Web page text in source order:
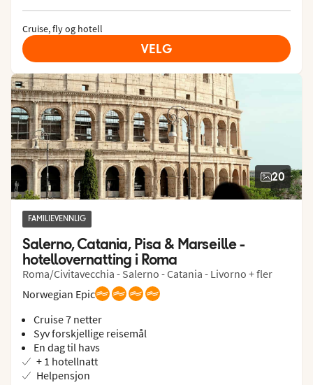
Cruise, fly og hotell
VELG
20
FAMILIEVENNLIG
Salerno, Catania, Pisa & Marseille -
hotellovernatting i Roma
Roma/Civitavecchia - Salerno - Catania - Livorno + fler
Norwegian Epic
Cruise 7 netter
Syv forskjellige reisemål
En dag til havs
+ 1 hotellnatt
Helpensjon